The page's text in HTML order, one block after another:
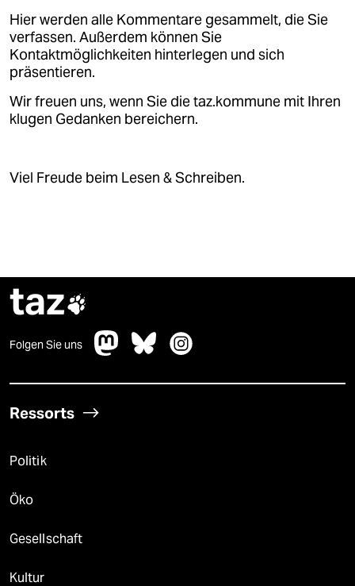
Hier werden alle Kommentare gesammelt, die Sie
verfassen. Außerdem können Sie
Kontaktmöglichkeiten hinterlegen und sich
präsentieren.
Wir freuen uns, wenn Sie die taz.kommune mit Ihren
klugen Gedanken bereichern.
Viel Freude beim Lesen & Schreiben.
taz
Folgen Sie uns
Ressorts
Politik
Öko
Gesellschaft
Kultur